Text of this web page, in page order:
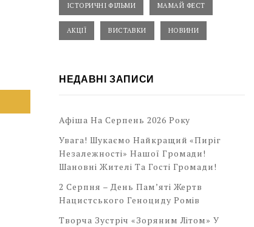
ІСТОРИЧНІ ФІЛЬМИ МАМАЙ ФЕСТ
АКЦІЇ ВИСТАВКИ НОВИНИ
НЕДАВНІ ЗАПИСИ
Афіша На Серпень 2026 Року
Увага! Шукаємо Найкращий «Пиріг
Незалежності» Нашої Громади!
Шановні Жителі Та Гості Громади!
2 Серпня – День Пам’яті Жертв
Нацистського Геноциду Ромів
Творча Зустріч «Зоряним Літом» У